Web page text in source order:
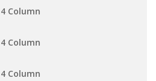
4 Column
4 Column
4 Column